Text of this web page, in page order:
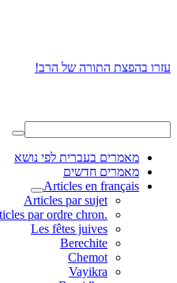
עזרו בהפצת התורה של הרב!
מאמרים בעברית לפי נושא
מאמרים חדשים
Articles en français
Articles par sujet
.Articles par ordre chron
Les fêtes juives
Berechite
Chemot
Vayikra